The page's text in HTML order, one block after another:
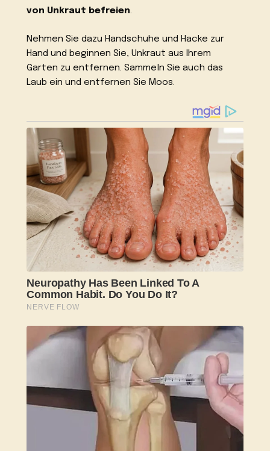
von Unkraut befreien.
Nehmen Sie dazu Handschuhe und Hacke zur
Hand und beginnen Sie, Unkraut aus Ihrem
Garten zu entfernen. Sammeln Sie auch das
Laub ein und entfernen Sie Moos.